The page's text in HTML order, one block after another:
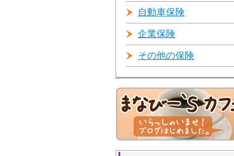
自動車保険
企業保険
その他の保険